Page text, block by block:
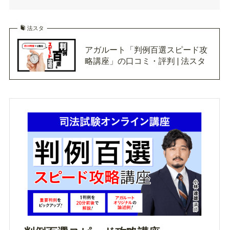
法スタ
アガルート「判例百選スピード攻
略講座」の口コミ・評判 | 法スタ